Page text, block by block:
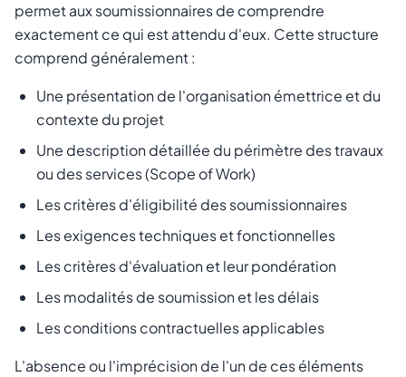
permet aux soumissionnaires de comprendre
exactement ce qui est attendu d'eux. Cette structure
comprend généralement :
Une présentation de l'organisation émettrice et du
contexte du projet
Une description détaillée du périmètre des travaux
ou des services (Scope of Work)
Les critères d'éligibilité des soumissionnaires
Les exigences techniques et fonctionnelles
Les critères d'évaluation et leur pondération
Les modalités de soumission et les délais
Les conditions contractuelles applicables
L'absence ou l'imprécision de l'un de ces éléments